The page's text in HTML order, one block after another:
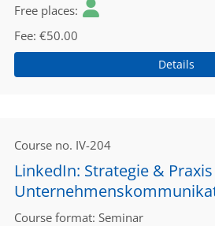
Free places
Fee €50.00
Details
Course no. IV-204
LinkedIn: Strategie &
Course format Seminar